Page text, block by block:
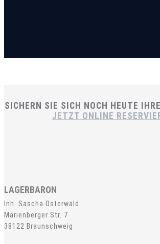
SICHERN SIE SICH NOCH HEUTE
JETZT ONLINE
LAGERBARON
Inh. Sascha Osterwald
Marienberger Str. 7
38122 Braunschweig